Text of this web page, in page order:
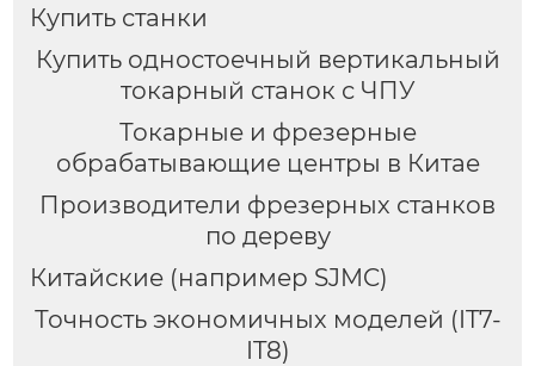
Купить станки
Купить одностоечный вертикальный
токарный станок с ЧПУ
Токарные и фрезерные
обрабатывающие центры в Китае
Производители фрезерных станков
по дереву
Китайские (например SJMC)
Точность экономичных моделей (IT7-
IT8)